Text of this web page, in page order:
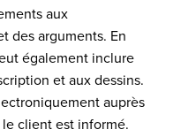
aux
des arguments. En
également inclure
et aux dessins.
auprès
client est informé.